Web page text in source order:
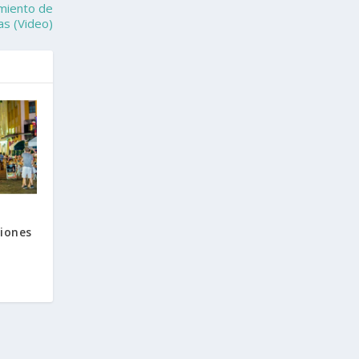
de
(Video)